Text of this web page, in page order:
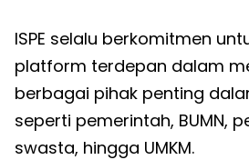
ISPE selalu berkomitmen
platform terdepan dalam
berbagai pihak penting
seperti pemerintah, BUMN,
swasta, hingga UMKM.